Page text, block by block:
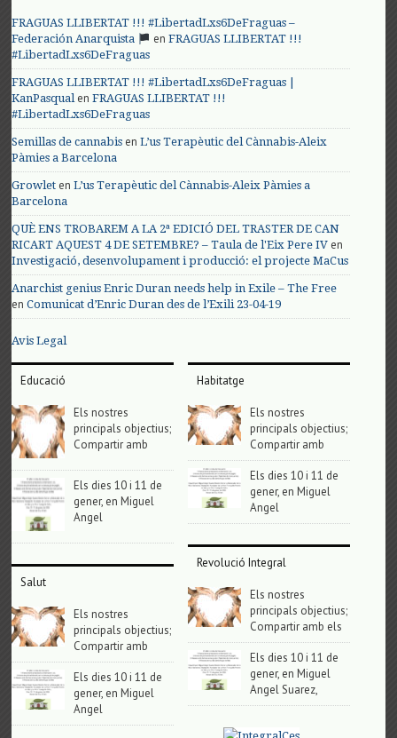
FRAGUAS LLIBERTAT !!! #LibertadLxs6DeFraguas –
Federación Anarquista
enFRAGUAS LLIBERTAT !!!
#LibertadLxs6DeFraguas
FRAGUAS LLIBERTAT !!! #LibertadLxs6DeFraguas |
KanPasqualenFRAGUAS LLIBERTAT !!!
#LibertadLxs6DeFraguas
Semillas de cannabis enL’us Terapèutic del Cànnabis-Aleix
Pàmies a Barcelona
Growlet enL’us Terapèutic del Cànnabis-Aleix Pàmies a
Barcelona
QUÈ ENS TROBAREM A LA 2ª EDICIÓ DEL TRASTER DE CAN
RICART AQUEST 4 DE SETEMBRE? – Taula de l'Eix Pere IV en
Investigació, desenvolupament i producció: el projecte MaCus
Anarchist genius Enric Duran needs help in Exile – The Free
enComunicat d’Enric Duran des de l’Exili 23-04-19
Avis Legal
Educació
Els nostres
principals objectius;
Compartir amb
Els dies 10 i 11 de
gener, en Miguel
Angel
Salut
Els nostres
principals objectius;
Compartir amb
Els dies 10 i 11 de
gener, en Miguel
Angel
Habitatge
Els nostres
principals objectius;
Compartir amb
Els dies 10 i 11 de
gener, en Miguel
Angel
Revolució Integral
Els nostres
principals objectius;
Compartir amb els
Els dies 10 i 11 de
gener, en Miguel
Angel Suarez,